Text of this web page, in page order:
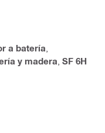
a batería
y madera SF 6H